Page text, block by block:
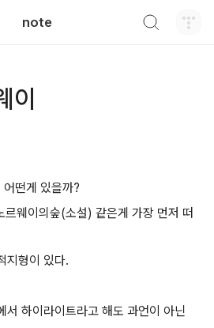
note
이
떤게 있을까?
웨이의숲(소설) 같은게 가장 먼저 떠
지형이 있다.
서 하이라이트라고 해도 과언이 아닌